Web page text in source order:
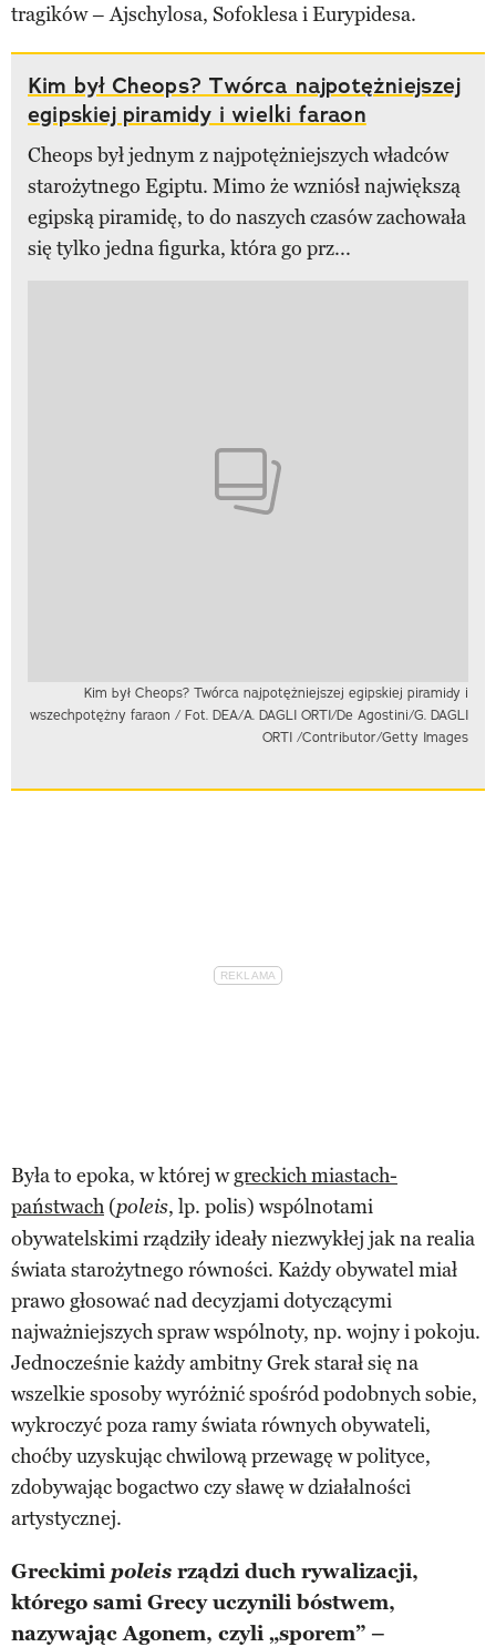
tragików – Ajschylosa, Sofoklesa i Eurypidesa.
Kim był Cheops? Twórca najpotężniejszej
egipskiej piramidy i wielki faraon
Cheops był jednym z najpotężniejszych władców
starożytnego Egiptu. Mimo że wzniósł największą
egipską piramidę, to do naszych czasów zachowała
się tylko jedna figurka, która go prz...
Kim był Cheops? Twórca najpotężniejszej egipskiej piramidy i
wszechpotężny faraon / Fot. DEA/A. DAGLI ORTI/De Agostini/G. DAGLI
ORTI /Contributor/Getty Images
Była to epoka, w której wgreckich miastach-
państwach (poleis, lp. polis) wspólnotami
obywatelskimi rządziły ideały niezwykłej jak na realia
świata starożytnego równości. Każdy obywatel miał
prawo głosować nad decyzjami dotyczącymi
najważniejszych spraw wspólnoty, np. wojny i pokoju.
Jednocześnie każdy ambitny Grek starał się na
wszelkie sposoby wyróżnić spośród podobnych sobie,
wykroczyć poza ramy świata równych obywateli,
choćby uzyskując chwilową przewagę w polityce,
zdobywając bogactwo czy sławę w działalności
artystycznej.
Greckimi poleis rządzi duch rywalizacji,
którego sami Grecy uczynili bóstwem,
nazywając Agonem, czyli „sporem” –